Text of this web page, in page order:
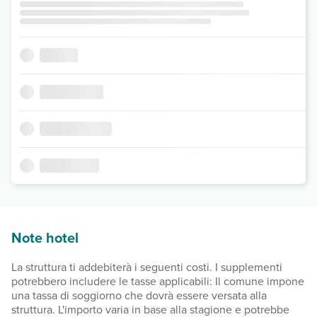
Note hotel
La struttura ti addebiterà i seguenti costi. I supplementi
potrebbero includere le tasse applicabili: Il comune impone
una tassa di soggiorno che dovrà essere versata alla
struttura. L'importo varia in base alla stagione e potrebbe